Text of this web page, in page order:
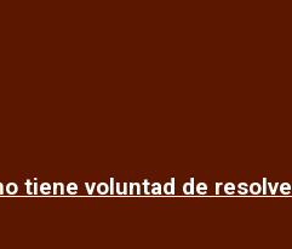
tiene voluntad de